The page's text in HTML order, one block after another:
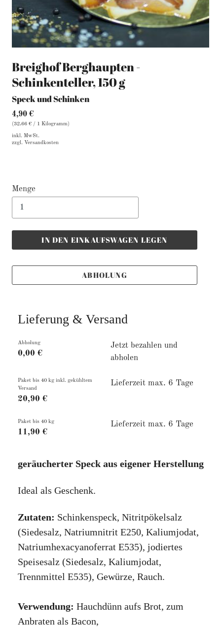
Breighof Berghaupten -
Schinkenteller, 150 g
Speck und Schinken
4,90 €
(32,66 € / 1 Kilogramm)
inkl. MwSt.
zzgl. Versandkosten
Menge
IN DEN EINKAUFSWAGEN LEGEN
ABHOLUNG
Lieferung & Versand
Abholung
0,00 €
Jetzt bezahlen und
abholen
Paket bis 40 kg inkl. gekühltem
Versand
20,90 €
Lieferzeit max. 6 Tage
Paket bis 40 kg
11,90 €
Lieferzeit max. 6 Tage
geräucherter Speck aus eigener Herstellung
Ideal als Geschenk.
Zutaten: Schinkenspeck, Nitritpökelsalz
(Siedesalz, Natriumnitrit E250, Kaliumjodat,
Natriumhexacyanoferrat E535), jodiertes
Speisesalz (Siedesalz, Kaliumjodat,
Trennmittel E535), Gewürze, Rauch.
Verwendung: Hauchdünn aufs Brot, zum
Anbraten als Bacon,